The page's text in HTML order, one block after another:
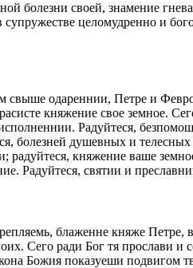
болезни своей, знамение
супружестве целомудренно и
свыше одареннии, Петре и
княжение свое земное.
Радуйтеся,
болезней душевных и
княжение ваше
Радуйтеся, святии и
блаженне княже Петре,
Сего ради Бог тя прослави
Божия показуеши подвигом